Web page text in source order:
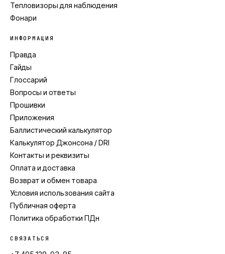
Тепловизоры для наблюдения
Фонари
ИНФОРМАЦИЯ
Правда
Гайды
Глоссарий
Вопросы и ответы
Прошивки
Приложения
Баллистический калькулятор
Калькулятор Джонсона / DRI
Контакты и реквизиты
Оплата и доставка
Возврат и обмен товара
Условия использования сайта
Публичная оферта
Политика обработки ПДн
СВЯЗАТЬСЯ